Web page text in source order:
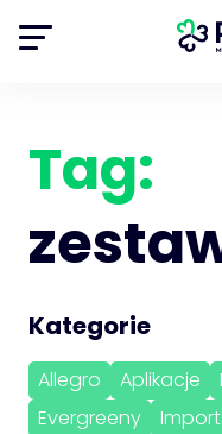
Tag:
Kategorie
Allegro Aplikacje
Evergreeny
Import